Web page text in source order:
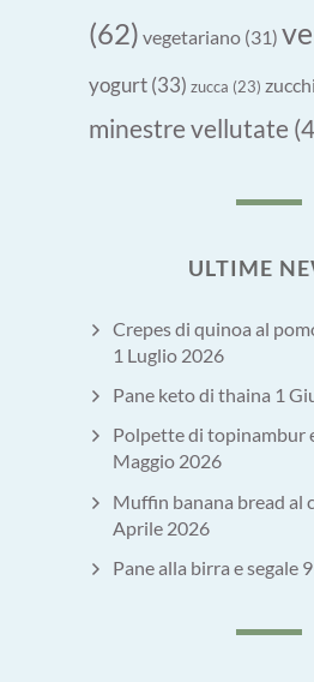
(62) vegetariano (31)
yogurt(33) zucca (23)
minestre vellutate
ULTIME
Crepes di quinoa al
1 Luglio 2026
Pane keto di thaina 1
Polpette di topinambur
Maggio 2026
Muffin banana bread al
Aprile 2026
Pane alla birra e segale